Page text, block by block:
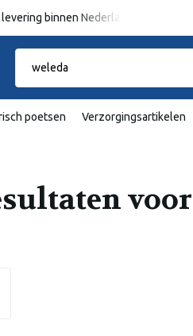
binnen Nederland en België
poetsen Verzorgingsartikelen